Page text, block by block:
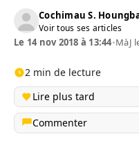
Cochimau S.
Voir tous ses articles
Le 14 nov 2018 à 13:44•MàJ
2 min de lecture
Lire plus tard
Commenter